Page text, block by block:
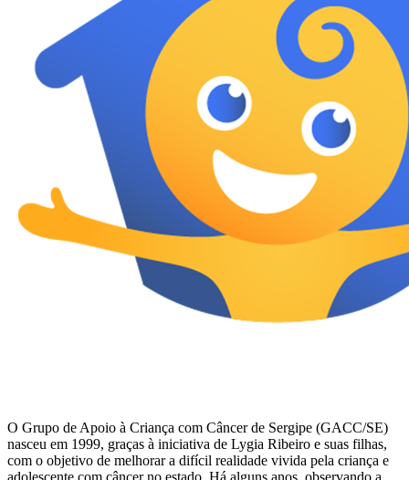
O Grupo de Apoio à Criança com Câncer de Sergipe (GACC/SE)
nasceu em 1999, graças à iniciativa de Lygia Ribeiro e suas filhas,
com o objetivo de melhorar a difícil realidade vivida pela criança e
adolescente com câncer no estado. Há alguns anos, observando a